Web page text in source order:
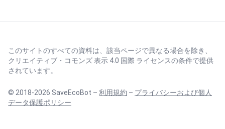
このサイトのすべての資料は、該当ページで異なる場合を除き、
クリエイティブ・コモンズ 表示 4.0 国際 ライセンスの条件で提供
されています。
© 2018-2026 SaveEcoBot – 利用規約 – プライバシーおよび個人
データ保護ポリシー